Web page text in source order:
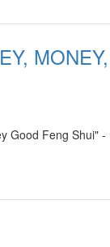
MONEY,
Good Feng Shui" -